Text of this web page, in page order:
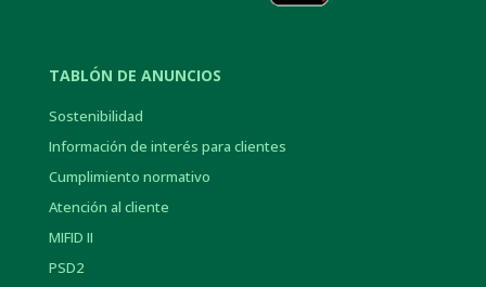
TABLÓN DE ANUNCIOS
Sostenibilidad
Información de interés para clientes
Cumplimiento normativo
Atención al cliente
MIFID II
PSD2